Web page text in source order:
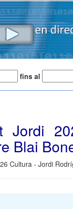
fins al
Jordi
Blai
Cultura - Jordi